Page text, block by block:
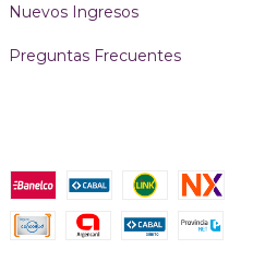
Nuevos Ingresos
Preguntas Frecuentes